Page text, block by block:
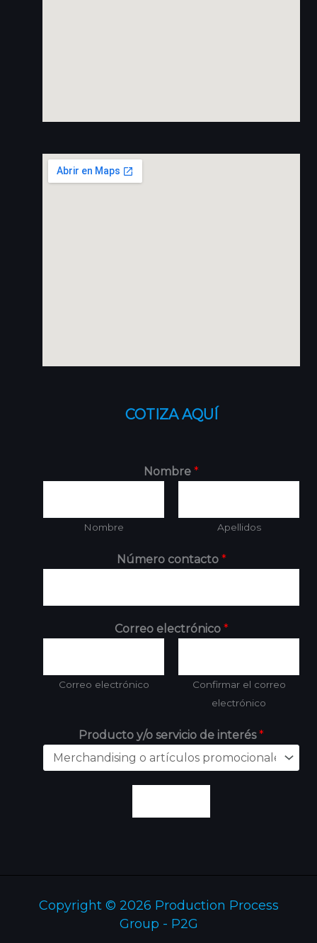
COTIZA AQUÍ
Nombre *
Nombre Apellidos
Número contacto *
Correo electrónico *
Correo electrónico
Confirmar el correo
electrónico
Producto y/o servicio de interés*
Copyright © 2026 Production Process
Group - P2G